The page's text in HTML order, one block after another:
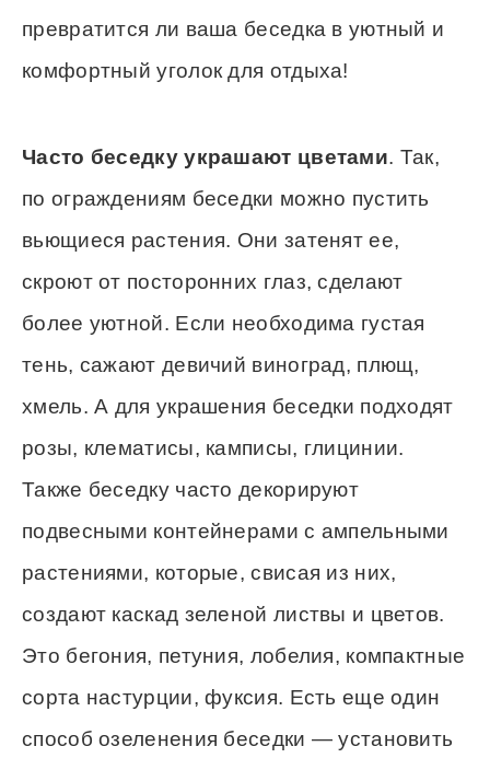
превратится ли ваша беседка в уютный и
комфортный уголок для отдыха!
Часто беседку украшают цветами. Так,
по ограждениям беседки можно пустить
вьющиеся растения. Они затенят ее,
скроют от посторонних глаз, сделают
более уютной. Если необходима густая
тень, сажают девичий виноград, плющ,
хмель. А для украшения беседки подходят
розы, клематисы, камписы, глицинии.
Также беседку часто декорируют
подвесными контейнерами с ампельными
растениями, которые, свисая из них,
создают каскад зеленой листвы и цветов.
Это бегония, петуния, лобелия, компактные
сорта настурции, фуксия. Есть еще один
способ озеленения беседки — установить